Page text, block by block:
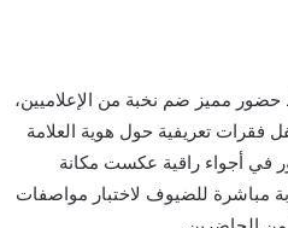
مميز ضم نخبة من الإعلاميين،
فقرات تعريفية حول هوية العلامة
في أجواء راقية عكست مكانة
مباشرة للضيوف لاختبار مواصفات